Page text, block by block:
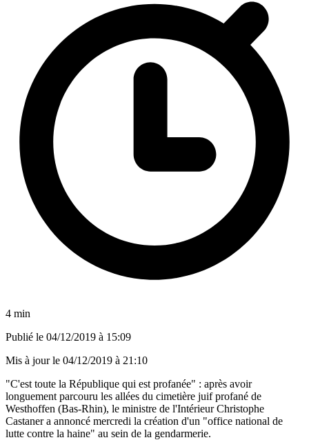
4 min
Publié le 04/12/2019 à 15:09
Mis à jour le 04/12/2019 à 21:10
"C'est toute la République qui est profanée" : après avoir
longuement parcouru les allées du cimetière juif profané de
Westhoffen (Bas-Rhin), le ministre de l'Intérieur Christophe
Castaner a annoncé mercredi la création d'un "office national de
lutte contre la haine" au sein de la gendarmerie.